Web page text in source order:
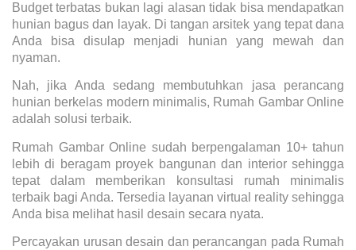
Budget terbatas bukan lagi alasan tidak bisa mendapatkan
hunian bagus dan layak. Di tangan arsitek yang tepat dana
Anda bisa disulap menjadi hunian yang mewah dan
nyaman.
Nah, jika Anda sedang membutuhkan jasa perancang
hunian berkelas modern minimalis, Rumah Gambar Online
adalah solusi terbaik.
Rumah Gambar Online sudah berpengalaman 10+ tahun
lebih di beragam proyek bangunan dan interior sehingga
tepat dalam memberikan konsultasi rumah minimalis
terbaik bagi Anda. Tersedia layanan virtual reality sehingga
Anda bisa melihat hasil desain secara nyata.
Percayakan urusan desain dan perancangan pada Rumah